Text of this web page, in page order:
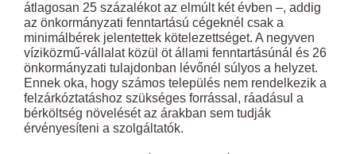
átlagosan 25 százalékot az elmúlt két évben –, addig
az önkormányzati fenntartású cégeknél csak a
minimálbérek jelentettek kötelezettséget. A negyven
víziközmű-vállalat közül öt állami fenntartásúnál és 26
önkormányzati tulajdonban lévőnél súlyos a helyzet.
Ennek oka, hogy számos település nem rendelkezik a
felzárkóztatáshoz szükséges forrással, ráadásul a
bérköltség növelését az árakban sem tudják
érvényesíteni a szolgáltatók.